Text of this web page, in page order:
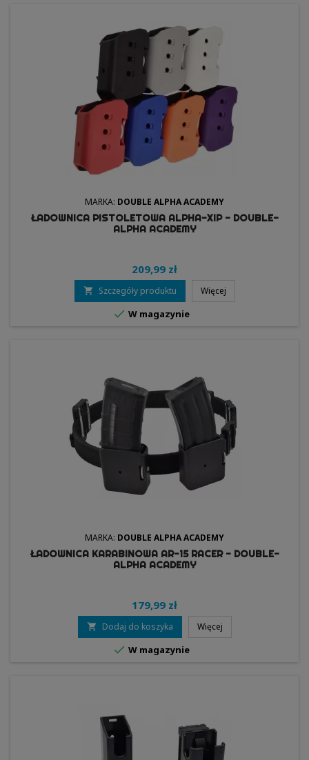
MARKA: DOUBLE ALPHA ACADEMY
ŁADOWNICA PISTOLETOWA ALPHA-XIP - DOUBLE-
ALPHA ACADEMY
209,99 zł
 Szczegóły produktu Więcej
 W magazynie
MARKA: DOUBLE ALPHA ACADEMY
ŁADOWNICA KARABINOWA AR-15 RACER - DOUBLE-
ALPHA ACADEMY
179,99 zł
 Dodaj do koszyka Więcej
 W magazynie